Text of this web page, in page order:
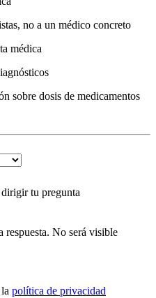
no a un médico concreto
médica
sobre dosis de medicamentos
tu pregunta
respuesta. No será visible
política de privacidad